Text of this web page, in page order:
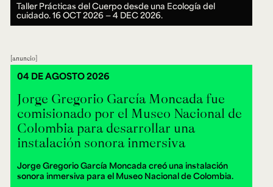
Taller Prácticas del Cuerpo desde una Ecología del
cuidado.16 OCT 2026 ― 4 DEC 2026.
anuncio
Jorge Gregorio García Moncada fue
comisionado por el Museo Nacional de
Colombia para desarrollar una
instalación sonora inmersiva
Jorge Gregorio García Moncada creó una instalación
sonora inmersiva para el Museo Nacional de Colombia.
04 DE AGOSTO 2026